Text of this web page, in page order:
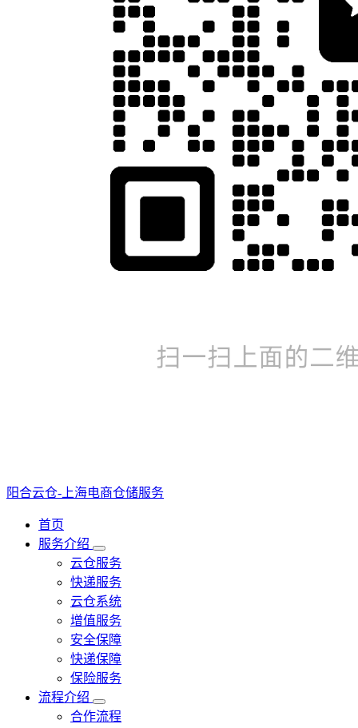
阳合云仓-上海电商仓储服务
首页
服务介绍
云仓服务
快递服务
云仓系统
增值服务
安全保障
快递保障
保险服务
流程介绍
合作流程